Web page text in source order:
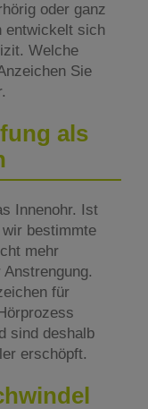
oder ganz
entwickelt sich
Welche
Sie
als
Innenohr. Ist
bestimmte
mehr
für
sind deshalb
erschöpft.